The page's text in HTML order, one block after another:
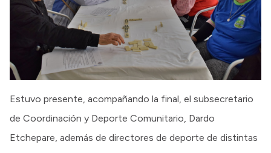
Estuvo presente, acompañando la final, el subsecretario
de Coordinación y Deporte Comunitario, Dardo
Etchepare, además de directores de deporte de distintas